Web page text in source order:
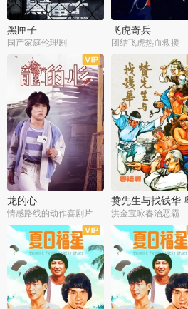
黑匣子
国产家庭伦理剧
飞虎奇兵
团结飞虎热血救援
龙的心
情感路线的动作喜剧片
赞先生与找钱华
版
洪金宝咏春治恶霸